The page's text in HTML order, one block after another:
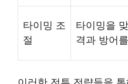
타이밍 조
절
타이밍을
격과 방어